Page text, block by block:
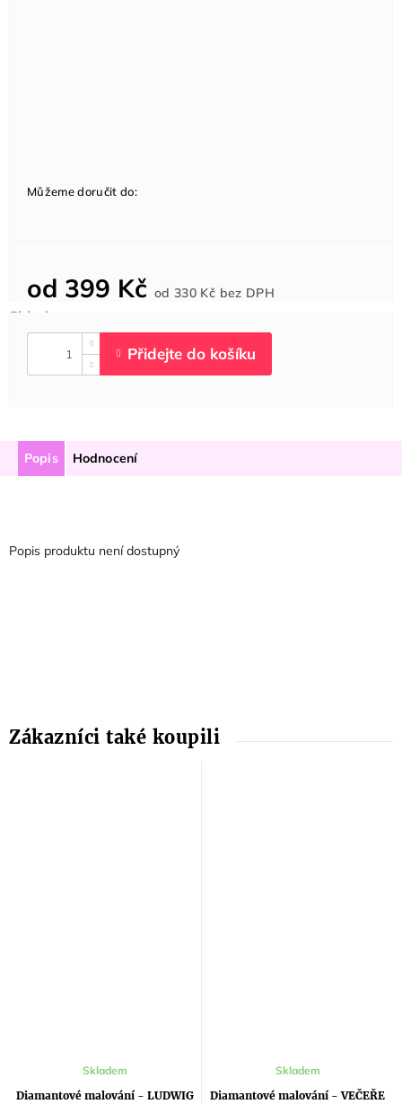
od 399 Kč od330 Kč bez DPHcena:
Můžeme doručit do:
Popis Hodnocení
Popis produktu není dostupný
Diamantové malování - LUDWIG
Skladem
Diamantové malování - VEČEŘE
Skladem